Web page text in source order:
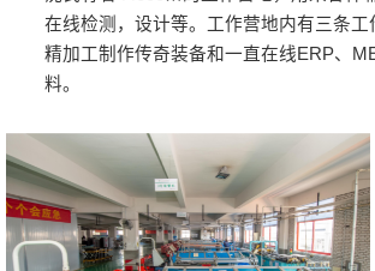
在线检测，设计等。工作营地内有三条
精加工制作传奇装备和一直在线ERP、
料。